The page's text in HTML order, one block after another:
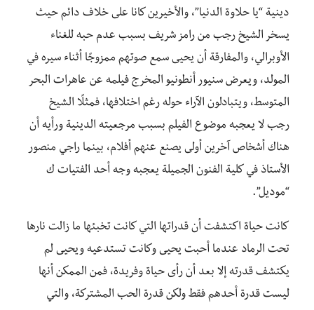
دينية “يا حلاوة الدنيا”، والأخيرين كانا على خلاف دائم حيث
يسخر الشيخ رجب من رامز شريف بسبب عدم حبه للغناء
الأوبرالي، والمفارقة أن يحيى سمع صوتهم ممزوجًا أثناء سيره في
المولد، ويعرض سنيور أنطونيو المخرج فيلمه عن عاهرات البحر
المتوسط، ويتبادلون الآراء حوله رغم اختلافها، فمثلًا الشيخ
رجب لا يعجبه موضوع الفيلم بسبب مرجعيته الدينية ورأيه أن
هناك أشخاص آخرين أولى يصنع عنهم أفلام، بينما راجي منصور
الأستاذ في كلية الفنون الجميلة يعجبه وجه أحد الفتيات ك
“موديل”.
كانت حياة اكتشفت أن قدراتها التي كانت تخبئها ما زالت نارها
تحت الرماد عندما أحبت يحيى وكانت تستدعيه ويحيى لم
يكتشف قدرته إلا بعد أن رأى حياة وفريدة، فمن الممكن أنها
ليست قدرة أحدهم فقط ولكن قدرة الحب المشتركة، والتي